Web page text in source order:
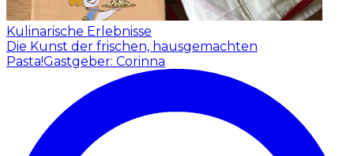
Kulinarische Erlebnisse
Die Kunst der frischen, hausgemachten
Pasta!Gastgeber: Corinna